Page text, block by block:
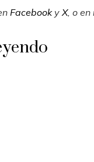
FacebookyX, o en